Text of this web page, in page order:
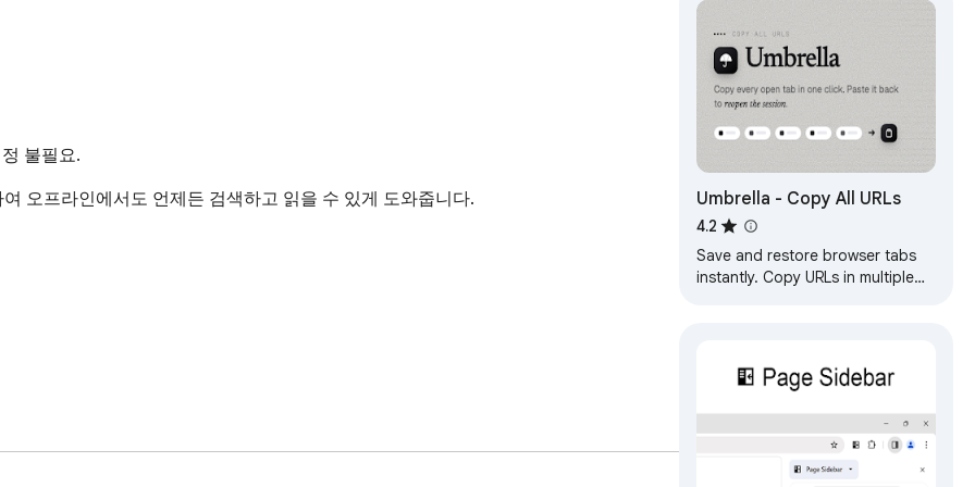
불필요.
오프라인에서도 언제든 검색하고 읽을 수 있게 도와줍니다.
Umbrella - Copy All URLs
4.2
Save and restore browser tabs
instantly. Copy URLs in multiple